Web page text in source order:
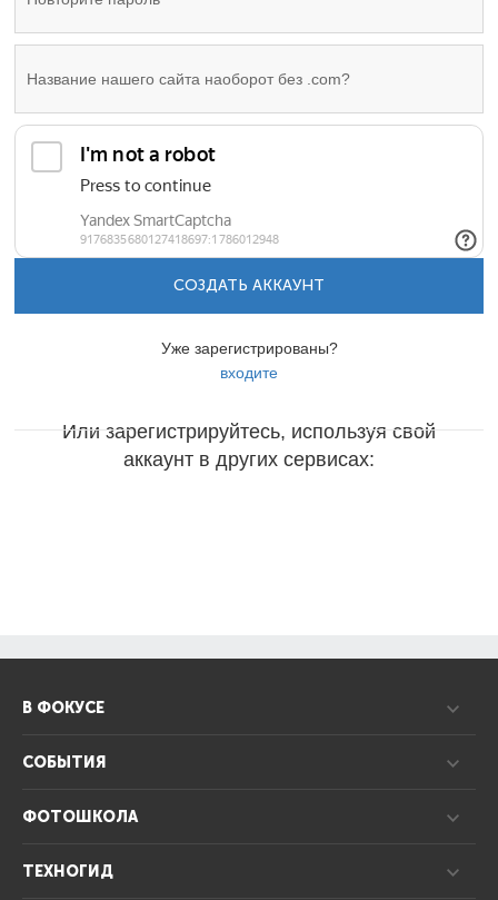
СОЗДАТЬ АККАУНТ
Уже зарегистрированы?
входите
Или зарегистрируйтесь, используя свой
аккаунт в других сервисах:
В ФОКУСЕ
СОБЫТИЯ
ФОТОШКОЛА
ТЕХНОГИД